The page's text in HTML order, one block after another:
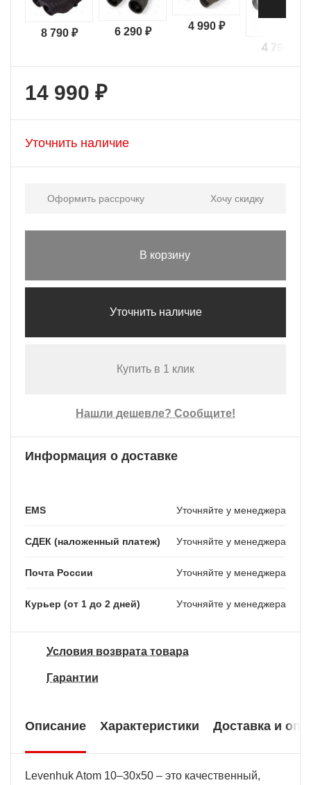
8 790 ₽ 6 290 ₽
4 990 ₽
4 790 ₽
14 990 ₽
Уточнить наличие
Оформить рассрочку Хочу скидку
В корзину
Уточнить наличие
Купить в 1 клик
Нашли дешевле? Сообщите!
Информация о доставке
EMS Уточняйте у менеджера
СДЕК (наложенный платеж) Уточняйте у менеджера
Почта России Уточняйте у менеджера
Курьер (от 1 до 2 дней) Уточняйте у менеджера
Условия возврата товара
Гарантии
Описание Характеристики Доставка и
Levenhuk Atom 10–30x50 – это качественный,